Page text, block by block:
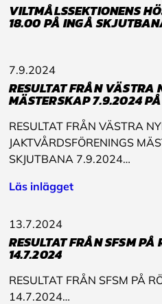
VILTMÅLSSEKTIONENS
18.00 PÅ INGÅ
7.9.2024
RESULTAT FRÅN VÄSTRA
MÄSTERSKAP 7.9.2024
RESULTAT FRÅN VÄSTRA
JAKTVÅRDSFÖRENINGS
SKJUTBANA 7.9.2024…
Läs inlägget
13.7.2024
RESULTAT FRÅN SFSM
14.7.2024
RESULTAT FRÅN SFSM PÅ
14.7.2024…